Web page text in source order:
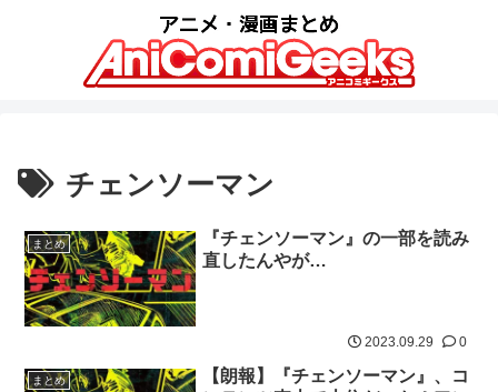
チェンソーマン
まとめ
『チェンソーマン』の一部を読み
直したんやが…
2023.09.29 0
まとめ
【朗報】『チェンソーマン』、コ